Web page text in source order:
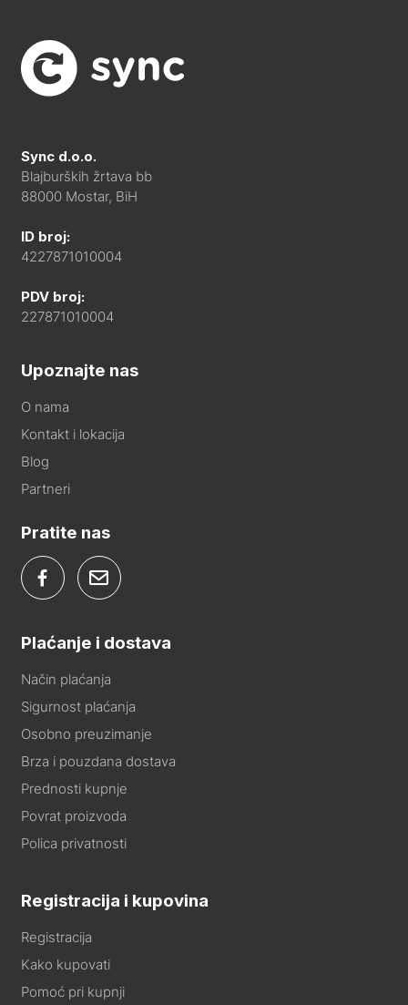
Sync d.o.o.
Blajburških žrtava bb
88000 Mostar, BiH
ID broj:
4227871010004
PDV broj:
227871010004
Upoznajte nas
O nama
Kontakt i lokacija
Blog
Partneri
Pratite nas
Plaćanje i dostava
Način plaćanja
Sigurnost plaćanja
Osobno preuzimanje
Brza i pouzdana dostava
Prednosti kupnje
Povrat proizvoda
Polica privatnosti
Registracija i kupovina
Registracija
Kako kupovati
Pomoć pri kupnji